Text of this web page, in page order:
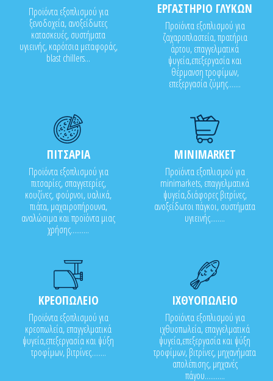
Προϊόντα εξοπλισμού για
ξενοδοχεία, ανοξείδωτες
κατασκευές, συστήματα
υγιεινής, καρότσια μεταφοράς,
blast chillers...
ΕΡΓΑΣΤΗΡΙΟ ΓΛΥΚΩΝ
Προϊόντα εξοπλισμού για
ζαχαροπλαστεία, πρατήρια
άρτου, επαγγελματικά
ψυγεία,επεξεργασία και
θέρμανση τροφίμων,
επεξεργασία ζύμης.......
ΠΙΤΣΑΡΙΑ
Προϊόντα εξοπλισμού για
πιτσαρίες, σπαγγετερίες,
κουζίνες, φούρνοι, υαλικά,
πιάτα, μαχαιροπήρουνα,
αναλώσιμα και προϊόντα μιας
χρήσης..........
MINIMARKET
Προϊόντα εξοπλισμού για
minimarkets, επαγγελματικά
ψυγεία,διάφορες βιτρίνες,
ανοξείδωτοι πάγκοι, συστήματα
υγιεινής........
ΚΡΕΟΠΩΛΕΙΟ
Προϊόντα εξοπλισμού για
κρεοπωλεία, επαγγελματικά
ψυγεία,επεξεργασία και ψύξη
τροφίμων, βιτρίνες........
ΙΧΘΥΟΠΩΛΕΙΟ
Προϊόντα εξοπλισμού για
ιχθυοπωλεία, επαγγελματικά
ψυγεία,επεξεργασία και ψύξη
τροφίμων, βιτρίνες, μηχανήματα
απολέπισης, μηχανές
πάγου...........